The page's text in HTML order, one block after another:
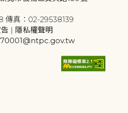
傳真：02-29538139
| 隱私權聲明